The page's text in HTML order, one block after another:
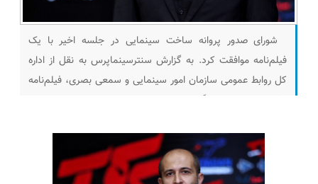
شورای صدور پروانه ساخت سینمایی در جلسه اخیر با یک
فیلم‌نامه موافقت کرد. به گزارش سنترسینماپرس به نقل از اداره
کل روابط عمومی سازمان امور سینمایی و سمعی بصری، فیلم‌نامه
«فیل» به تهیه‌کنندگی فریدون جیرانی و محمدرضا منصوری و
سینمایی را اخذ کرد. محمدرضا منصوری در چهلمین جشنواره فیلم